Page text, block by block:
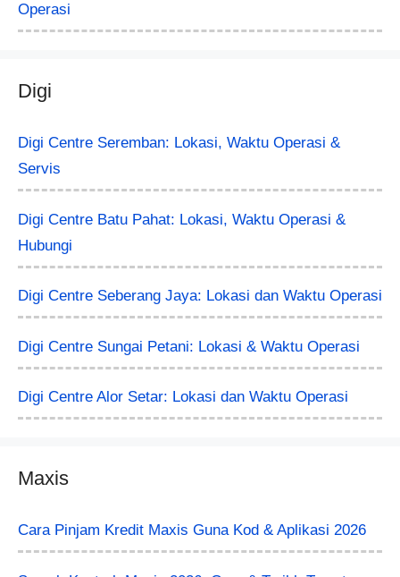
Operasi
Digi
Digi Centre Seremban: Lokasi, Waktu Operasi &
Servis
Digi Centre Batu Pahat: Lokasi, Waktu Operasi &
Hubungi
Digi Centre Seberang Jaya: Lokasi dan Waktu Operasi
Digi Centre Sungai Petani: Lokasi & Waktu Operasi
Digi Centre Alor Setar: Lokasi dan Waktu Operasi
Maxis
Cara Pinjam Kredit Maxis Guna Kod & Aplikasi 2026